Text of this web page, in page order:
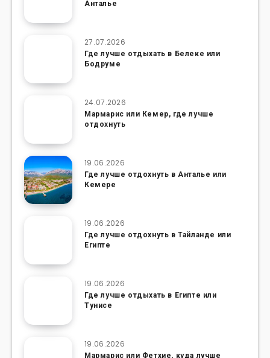
Анталье
27.07.2026
Где лучше отдыхать в Белеке или
Бодруме
24.07.2026
Мармарис или Кемер, где лучше
отдохнуть
19.06.2026
Где лучше отдохнуть в Анталье или
Кемере
19.06.2026
Где лучше отдохнуть в Тайланде или
Египте
19.06.2026
Где лучше отдыхать в Египте или
Тунисе
19.06.2026
Мармарис или Фетхие, куда лучше